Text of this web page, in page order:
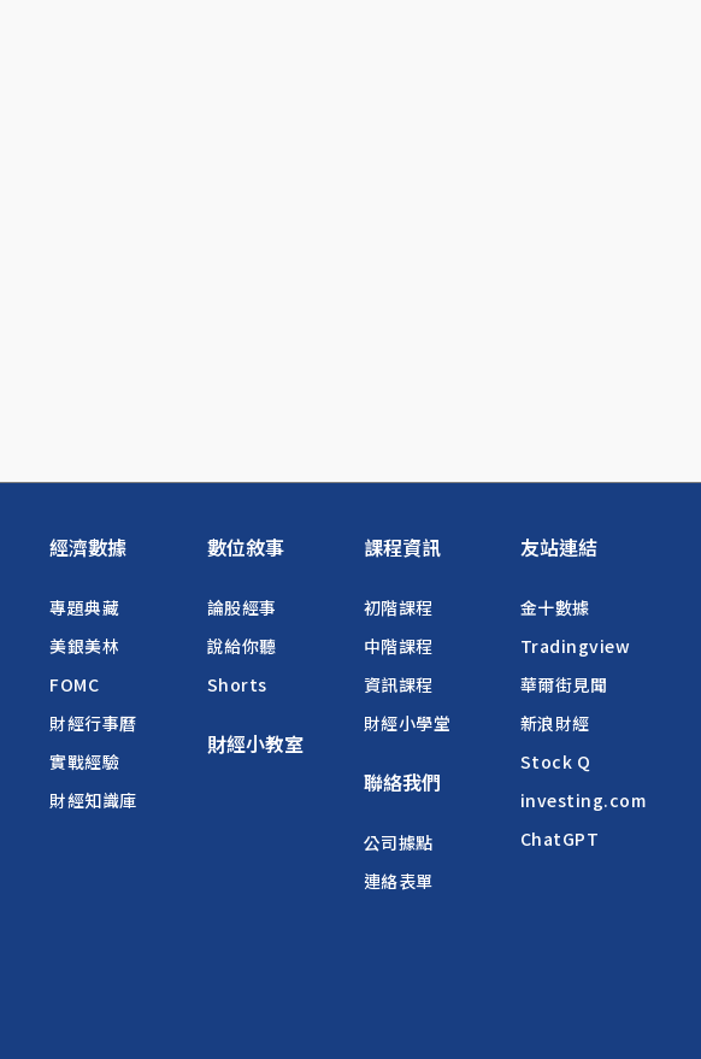
經濟數據
專題典藏
美銀美林
FOMC
財經行事曆
實戰經驗
財經知識庫
數位敘事
論股經事
說給你聽
Shorts
財經小教室
課程資訊
初階課程
中階課程
資訊課程
財經小學堂
聯絡我們
公司據點
連絡表單
友站連結
金十數據
Tradingview
華爾街見聞
新浪財經
Stock Q
investing.com
ChatGPT